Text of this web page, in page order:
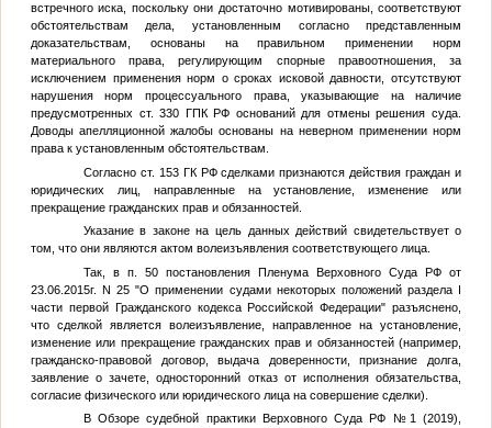
встречного иска, поскольку они достаточно мотивированы, соответствуют
обстоятельствам дела, установленным согласно представленным
доказательствам, основаны на правильном применении норм
материального права, регулирующим спорные правоотношения, за
исключением применения норм о сроках исковой давности, отсутствуют
нарушения норм процессуального права, указывающие на наличие
предусмотренных ст. 330 ГПК РФ оснований для отмены решения суда.
Доводы апелляционной жалобы основаны на неверном применении норм
права к установленным обстоятельствам.
Согласно ст. 153 ГК РФ сделками признаются действия граждан и
юридических лиц, направленные на установление, изменение или
прекращение гражданских прав и обязанностей.
Указание в законе на цель данных действий свидетельствует о
том, что они являются актом волеизъявления соответствующего лица.
Так, в п. 50 постановления Пленума Верховного Суда РФ от
23.06.2015г. N 25 "О применении судами некоторых положений раздела I
части первой Гражданского кодекса Российской Федерации" разъяснено,
что сделкой является волеизъявление, направленное на установление,
изменение или прекращение гражданских прав и обязанностей (например,
гражданско-правовой договор, выдача доверенности, признание долга,
заявление о зачете, односторонний отказ от исполнения обязательства,
согласие физического или юридического лица на совершение сделки).
В Обзоре судебной практики Верховного Суда РФ №1 (2019),